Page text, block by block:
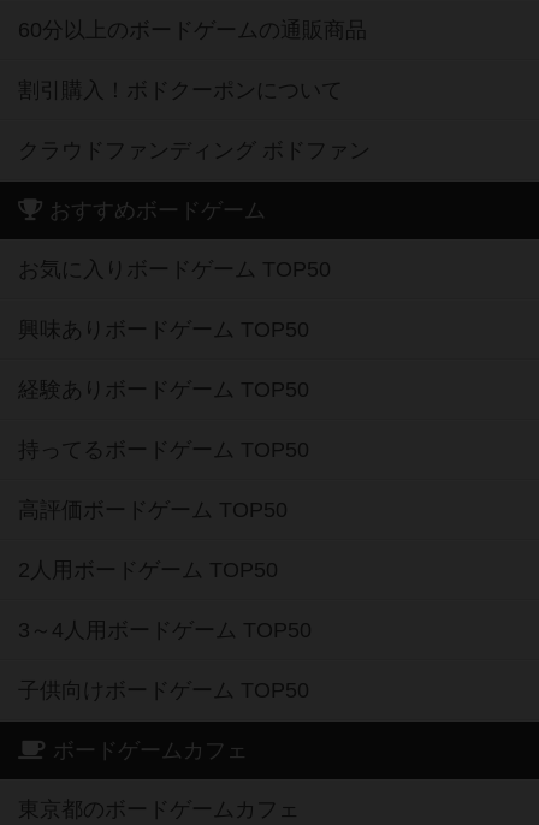
60分以上のボードゲームの通販商品
割引購入！ボドクーポンについて
クラウドファンディング ボドファン
おすすめボードゲーム
お気に入りボードゲーム TOP50
興味ありボードゲーム TOP50
経験ありボードゲーム TOP50
持ってるボードゲーム TOP50
高評価ボードゲーム TOP50
2人用ボードゲーム TOP50
3～4人用ボードゲーム TOP50
子供向けボードゲーム TOP50
ボードゲームカフェ
東京都のボードゲームカフェ